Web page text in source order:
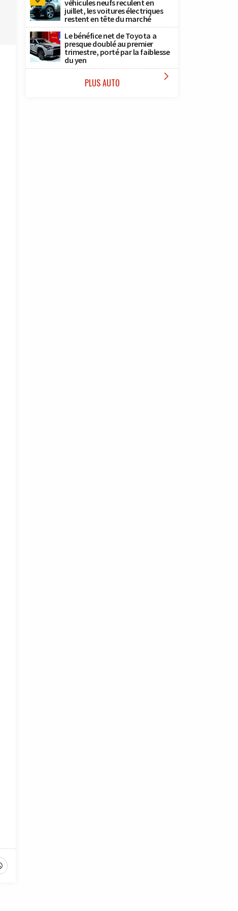
véhicules neufs reculent en
juillet, les voitures électriques
restent en tête du marché
Le bénéfice net de Toyota a
presque doublé au premier
trimestre, porté par la faiblesse
du yen
PLUS AUTO 